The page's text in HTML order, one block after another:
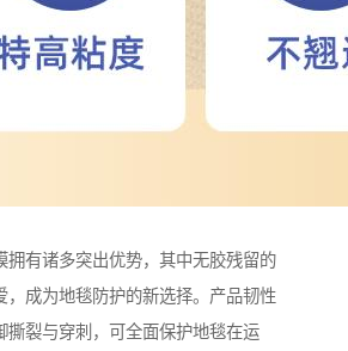
拥有诸多突出优势，其中无胶残留的
，成为地毯防护的新选择。产品韧性
撕裂与穿刺，可全面保护地毯在运